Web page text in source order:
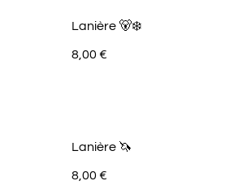
Lanière 🐻‍❄️
8,00 €
Lanière 🦄
8,00 €